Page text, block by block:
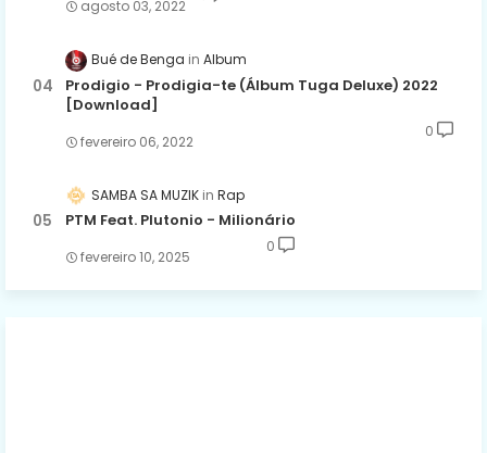
agosto 03, 2022
Bué de Benga Album
Prodigio - Prodigia-te (Álbum Tuga Deluxe) 2022
[Download]
fevereiro 06, 2022
0
SAMBA SA MUZIK Rap
PTM Feat. Plutonio - Milionário
fevereiro 10, 2025
0